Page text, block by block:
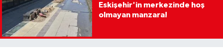
Eskişehir'in merkezinde hoş
olmayan manzara!